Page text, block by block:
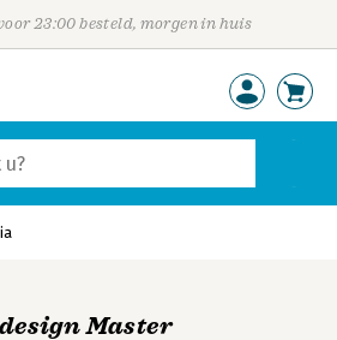
23:00 besteld, morgen in huis
Master